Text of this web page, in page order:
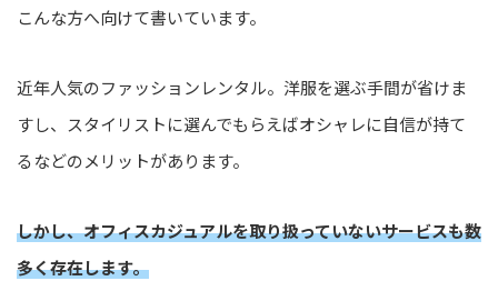
こんな方へ向けて書いています。
近年人気のファッションレンタル。洋服を選ぶ手間が省けま
すし、スタイリストに選んでもらえばオシャレに自信が持て
るなどのメリットがあります。
しかし、オフィスカジュアルを取り扱っていないサービスも数
多く存在します。